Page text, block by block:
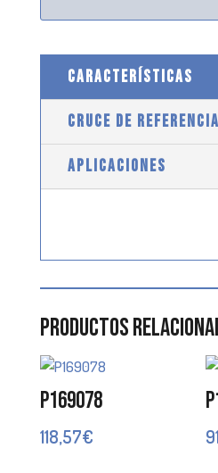
CARACTERÍSTICAS
CRUCE DE
APLICACIONES
Productos
P169078
118,57€